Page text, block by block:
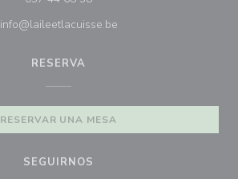
info@laileetlacuisse.be
RESERVA
RESERVAR UNA MESA
SEGUIRNOS